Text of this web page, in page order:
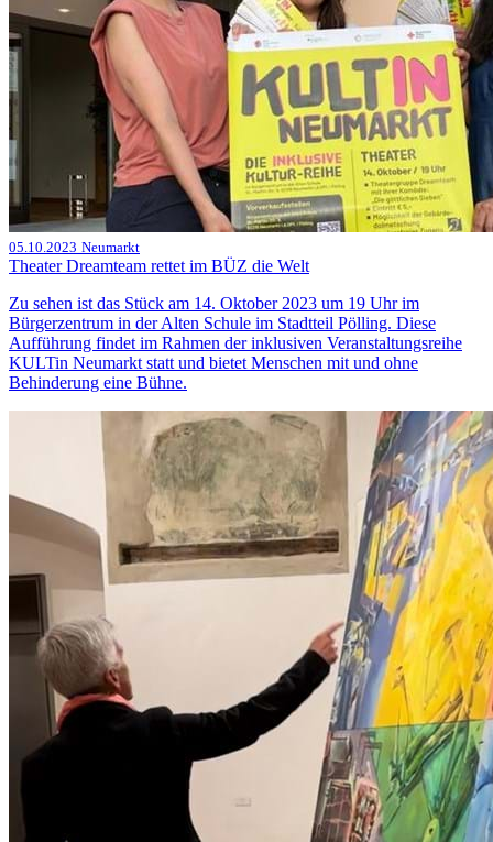
05.10.2023 Neumarkt
Theater Dreamteam rettet im BÜZ die Welt
Zu sehen ist das Stück am 14. Oktober 2023 um 19 Uhr im
Bürgerzentrum in der Alten Schule im Stadtteil Pölling. Diese
Aufführung findet im Rahmen der inklusiven Veranstaltungsreihe
KULTin Neumarkt statt und bietet Menschen mit und ohne
Behinderung eine Bühne.